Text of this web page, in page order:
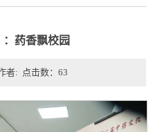
：药香飘校园
者: 点击数： 63